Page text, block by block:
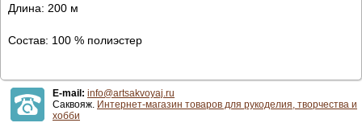
Длина: 200 м
Состав: 100 % полиэстер
E-mail: info@artsakvoyaj.ru
Саквояж. Интернет-магазин товаров для рукоделия, творчества и
хобби